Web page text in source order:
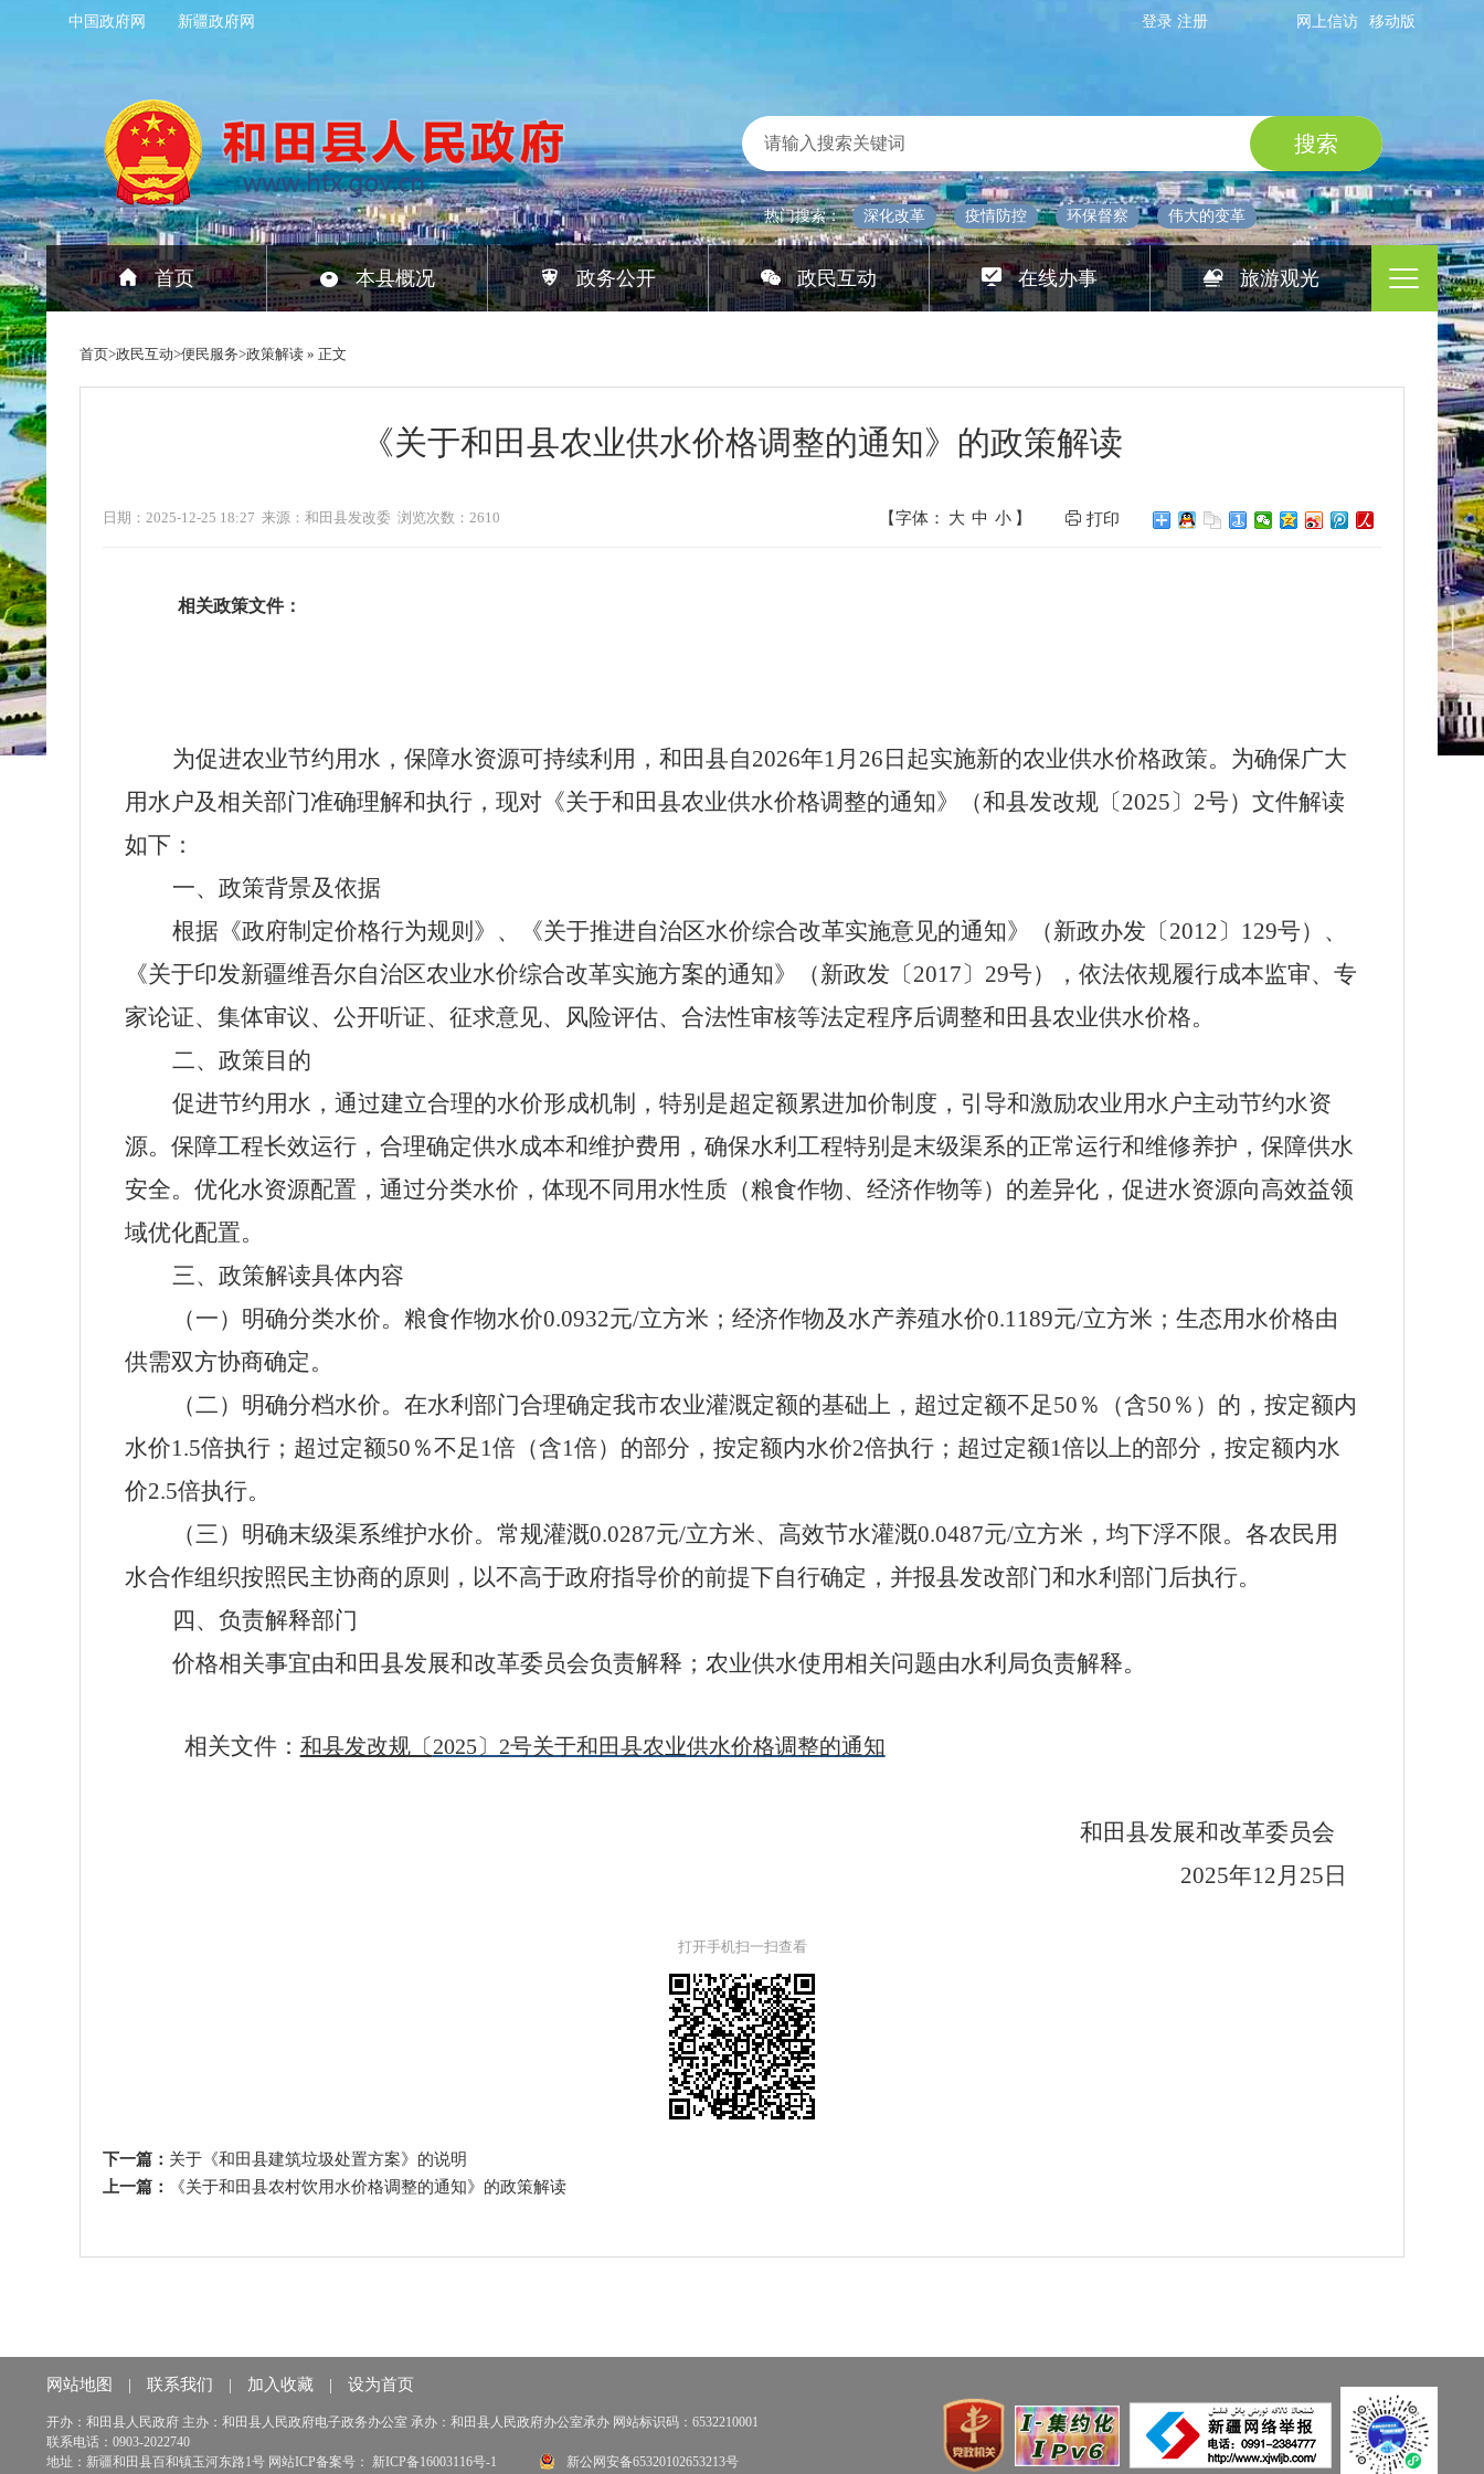
中国政府网 新疆政府网 移动版
网上信访
登录 注册
热门搜索： 深化改革 疫情防控 环保督察 伟大的变革
首页 本县概况 政务公开 政民互动 在线办事 旅游观光
首页>政民互动>便民服务>政策解读 » 正文
《关于和田县农业供水价格调整的通知》的政策解读
日期：2025-12-25 18:27 来源：和田县发改委 浏览次数： 2610 打印
【字体： 大 中 小 】
相关政策文件：
为促进农业节约用水，保障水资源可持续利用，和田县自2026年1月 26 日起实施新的农业供水价格政策。为确保广大
用水户及相关部门准确理解和执行，现对《关于和田县农业供水价格调整的通知》（和县发改规〔2025〕 2号）文件解读
如下：
一、 政策背景及依据
根据《政府制定价格行为规则》、《关于推进自治区水价综合改革实施意见的通知》（新政办发〔2012〕 129号）、
《关于印发新疆维吾尔自治区农业水价综合改革实施方案的通知》（新政发〔2017〕 29号） ， 依法依规履行成本监审、 专
家论证、集体审议、公开听证、征求意见、风险评估、合法性审核等法定程序后调整和田县农业供水价格。
二、 政策目的
促进节约用水，通过建立合理的水价形成机制，特别是超定额累进加价制度，引导和激励农业用水户主动节约水资
源。保障工程长效运行，合理确定供水成本和维护费用，确保水利工程特别是末级渠系的正常运行和维修养护，保障供水
安全。优化水资源配置，通过分类水价，体现不同用水性质（粮食作物、经济作物等）的差异化，促进水资源向高效益领
域优化配置。
三、政策解读具体内容
（一）明确分类水价。 粮食作物水价0.0932元/立方米；经济作物及水产养殖水价0.1189元/立方米；生态用水价格由
供需双方协商确定。
（二）明确分档水价。在水利部门合理确定我市农业灌溉定额的基础上，超过定额不足50 ％（含50 ％）的，按定额内
水价1.5倍执行；超过定额50 ％不足 1倍（含1倍）的部分，按定额内水价2倍执行；超过定额1倍以上的部分，按定额内水
价2.5倍执行。
（三）明确末级渠系维护水价。 常规灌溉0.0287元/立方米、高效节水灌溉0.0487元/立方米，均下浮不限。各农民用
水合作组织按照民主协商的原则，以不高于政府指导价的前提下自行确定，并报县发改部门和水利部门后执行。
四、负责解释部门
价格相关事宜由和田县发展和改革委员会负责解释；农业供水使用相关问题由水利局负责解释。
相关文件： 和县发改规〔 2025〕2号关于和田县农业供水价格调整的通知
和田县发展和改革委员会
2025年12月 25 日
打开手机扫一扫查看
下一篇： 关于《和田县建筑垃圾处置方案》的说明
上一篇：
《关于和田县农村饮用水价格调整的通知》的政策解读
网站地图 | 联系我们 | 加入收藏 | 设为首页
开办：和田县人民政府 主办：和田县人民政府电子政务办公室 承办：和田县人民政府办公室承办 网站标识码：6532210001
联系电话：0903-2022740
地址：新疆和田县百和镇玉河东路1号 网站ICP备案号： 新ICP备16003116号-1 新公网安备65320102653213号